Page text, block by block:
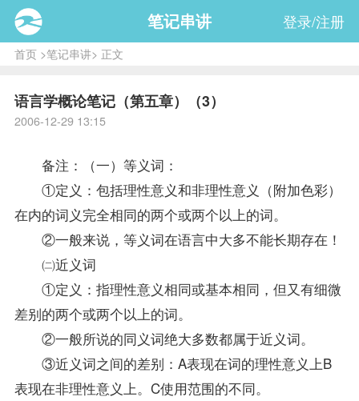
笔记串讲 登录/注册
首页>笔记串讲> 正文
语言学概论笔记（第五章）（3）
2006-12-29 13:15
备注：（一）等义词：
①定义：包括理性意义和非理性意义（附加色彩）
在内的词义完全相同的两个或两个以上的词。
②一般来说，等义词在语言中大多不能长期存在！
㈡近义词
①定义：指理性意义相同或基本相同，但又有细微
差别的两个或两个以上的词。
②一般所说的同义词绝大多数都属于近义词。
③近义词之间的差别：A表现在词的理性意义上B
表现在非理性意义上。C使用范围的不同。